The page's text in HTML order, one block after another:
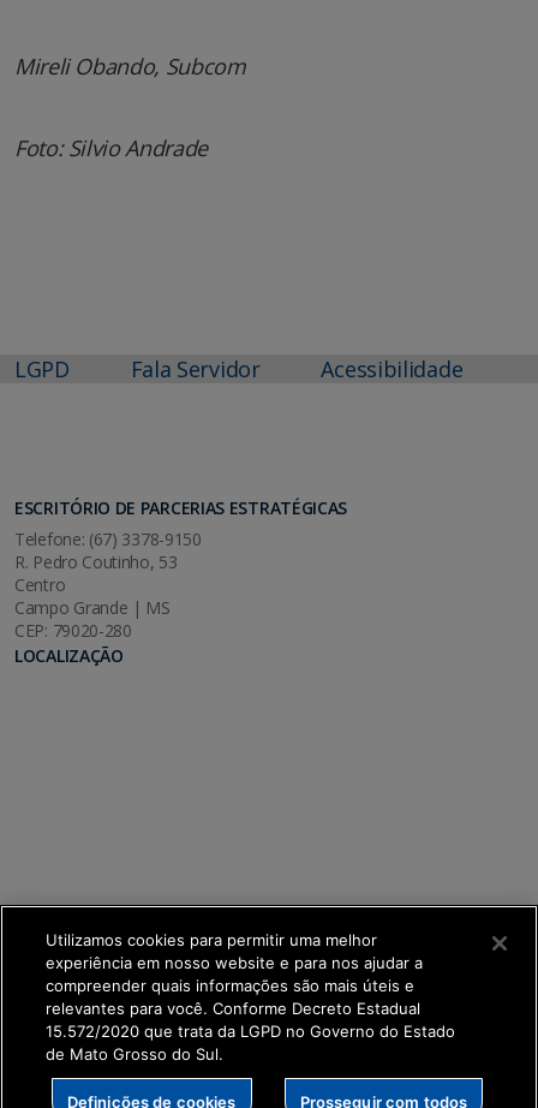
Mireli Obando, Subcom
Foto: Silvio Andrade
LGPD Fala Servidor Acessibilidade
ESCRITÓRIO DE PARCERIAS ESTRATÉGICAS
Telefone: (67) 3378-9150
R. Pedro Coutinho, 53
Centro
Campo Grande | MS
CEP: 79020-280
LOCALIZAÇÃO
SETDIG | Secretaria-Executiva de Transformação
Utilizamos cookies para permitir uma melhor
experiência em nosso website e para nos ajudar a
compreender quais informações são mais úteis e
relevantes para você. Conforme Decreto Estadual
15.572/2020 que trata da LGPD no Governo do Estado
de Mato Grosso do Sul.
Definições de cookies Prosseguir com todos